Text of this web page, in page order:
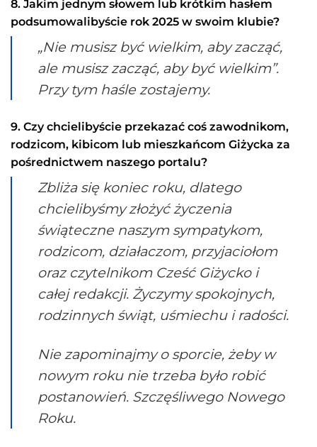
8. Jakim jednym słowem lub krótkim hasłem
podsumowalibyście rok 2025 w swoim klubie?
„Nie musisz być wielkim, aby zacząć,
ale musisz zacząć, aby być wielkim”.
Przy tym haśle zostajemy.
9. Czy chcielibyście przekazać coś zawodnikom,
rodzicom, kibicom lub mieszkańcom Giżycka za
pośrednictwem naszego portalu?
Zbliża się koniec roku, dlatego
chcielibyśmy złożyć życzenia
świąteczne naszym sympatykom,
rodzicom, działaczom, przyjaciołom
oraz czytelnikom Cześć Giżycko i
całej redakcji. Życzymy spokojnych,
rodzinnych świąt, uśmiechu i radości.
Nie zapominajmy o sporcie, żeby w
nowym roku nie trzeba było robić
postanowień. Szczęśliwego Nowego
Roku.